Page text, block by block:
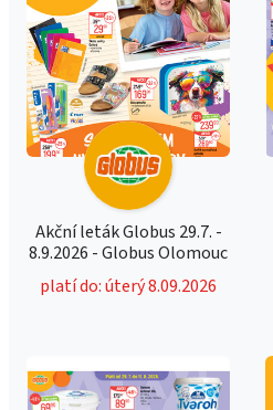
Akční leták Globus 29.7. -
8.9.2026 - Globus Olomouc
platí do: úterý 8.09.2026